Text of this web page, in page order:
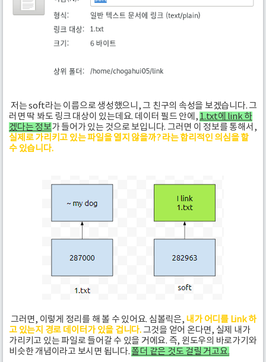
저는 soft라는 이름으로 생성했으니, 그 친구의 속성을 보겠습니다. 그
러면 딱 봐도 링크 대상이 있는데요. 데이터 필드 안에, 1.txt에 link 하
겠다는 정보가 들어가 있는 것으로 보입니다. 그러면 이 정보를 통해서,
실제로 가리키고 있는 파일을 열지 않을까? 라는 합리적인 의심을 할
수 있습니다.
그러면, 이렇게 정리를 해 볼 수 있어요. 심볼릭은, 내가 어디를 Link 하
고 있는지 경로 데이터가 있을 겁니다.그것을 얻어 온다면, 실제 내가
가리키고 있는 파일로 들어갈 수 있을 거에요. 즉, 윈도우의 바로가기와
비슷한 개념이라고 보시면 됩니다.폴더 같은 것도 걸릴 거고요.